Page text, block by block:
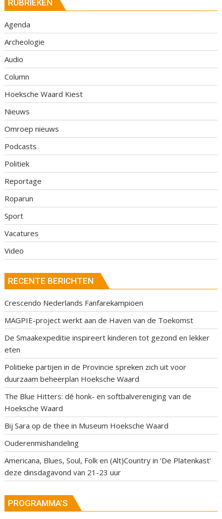
RUBRIEKEN
Agenda
Archeologie
Audio
Column
Hoeksche Waard Kiest
Nieuws
Omroep nieuws
Podcasts
Politiek
Reportage
Roparun
Sport
Vacatures
Video
RECENTE BERICHTEN
Crescendo Nederlands Fanfarekampioen
MAGPIE-project werkt aan de Haven van de Toekomst
De Smaakexpeditie inspireert kinderen tot gezond en lekker
eten
Politieke partijen in de Provincie spreken zich uit voor
duurzaam beheerplan Hoeksche Waard
The Blue Hitters: dé honk- en softbalvereniging van de
Hoeksche Waard
Bij Sara op de thee in Museum Hoeksche Waard
Ouderenmishandeling
Americana, Blues, Soul, Folk en (Alt)Country in ‘De Platenkast’
deze dinsdagavond van 21-23 uur
PROGRAMMA’S